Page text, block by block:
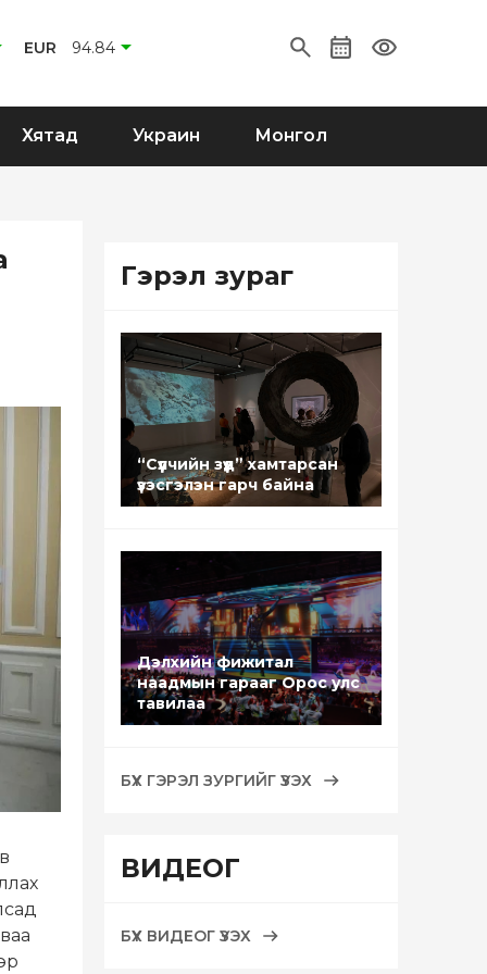
EUR 94.84
Хятад Украин Монгол
Гэрэл зураг
“Сүүлчийн зүүд” хамтарсан
үзэсгэлэн гарч байна
Дэлхийн фижитал
наадмын гарааг Орос улс
тавилаа
БҮХ ГЭРЭЛ ЗУРГИЙГ ҮЗЭХ
ВИДЕОГ
БҮХ ВИДЕОГ ҮЗЭХ